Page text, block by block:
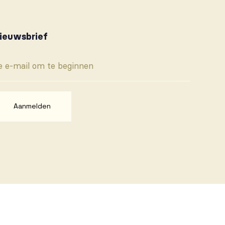
Aanmelden